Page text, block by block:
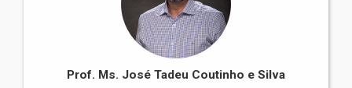
Prof. Ms. José Tadeu Coutinho e Silva